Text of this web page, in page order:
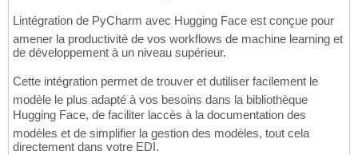
Lintégration de PyCharm avec Hugging Face est conçue pour
amener la productivité de vos workflows de machine learning et
de développement à un niveau supérieur.
Cette intégration permet de trouver et dutiliser facilement le
modèle le plus adapté à vos besoins dans la bibliothèque
Hugging Face, de faciliter laccès à la documentation des
modèles et de simplifier la gestion des modèles, tout cela
directement dans votre EDI.